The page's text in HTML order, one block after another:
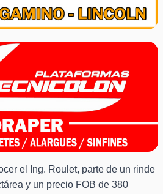
el Ing. Roulet, parte de un rinde
y un precio FOB de 380